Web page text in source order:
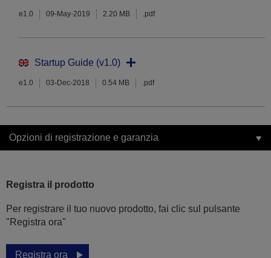
e1.0 09-May-2019 2.20 MB .pdf
Startup Guide (v1.0)
e1.0 03-Dec-2018 0.54 MB .pdf
Opzioni di registrazione e garanzia
Registra il prodotto
Per registrare il tuo nuovo prodotto, fai clic sul pulsante
"Registra ora"
Registra ora